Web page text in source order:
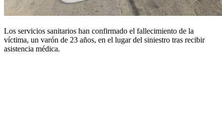
Los servicios sanitarios han confirmado el fallecimiento de la
víctima, un varón de 23 años, en el lugar del siniestro tras recibir
asistencia médica.